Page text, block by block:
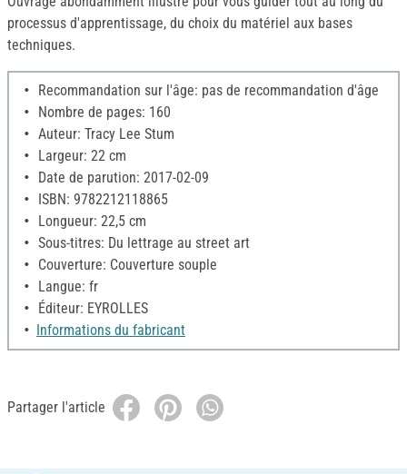
processus d'apprentissage, du choix du matériel aux bases
techniques.
Recommandation sur l'âge: pas de recommandation d'âge
Nombre de pages: 160
Auteur: Tracy Lee Stum
Largeur: 22 cm
Date de parution: 2017-02-09
ISBN: 9782212118865
Longueur: 22,5 cm
Sous-titres: Du lettrage au street art
Couverture: Couverture souple
Langue: fr
Éditeur: EYROLLES
Informations du fabricant
Partager l'article